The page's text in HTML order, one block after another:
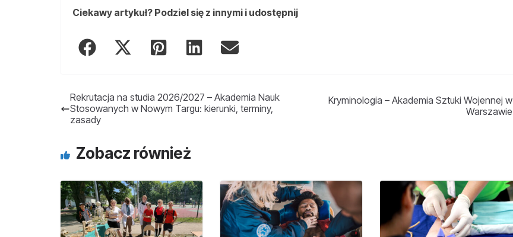
Ciekawy artykuł? Podziel się z innymi i udostępnij
Rekrutacja na studia 2026/2027 – Akademia Nauk
Stosowanych w Nowym Targu: kierunki, terminy,
zasady
Kryminologia – Akademia Sztuki Wojennej w
Warszawie
Zobacz również